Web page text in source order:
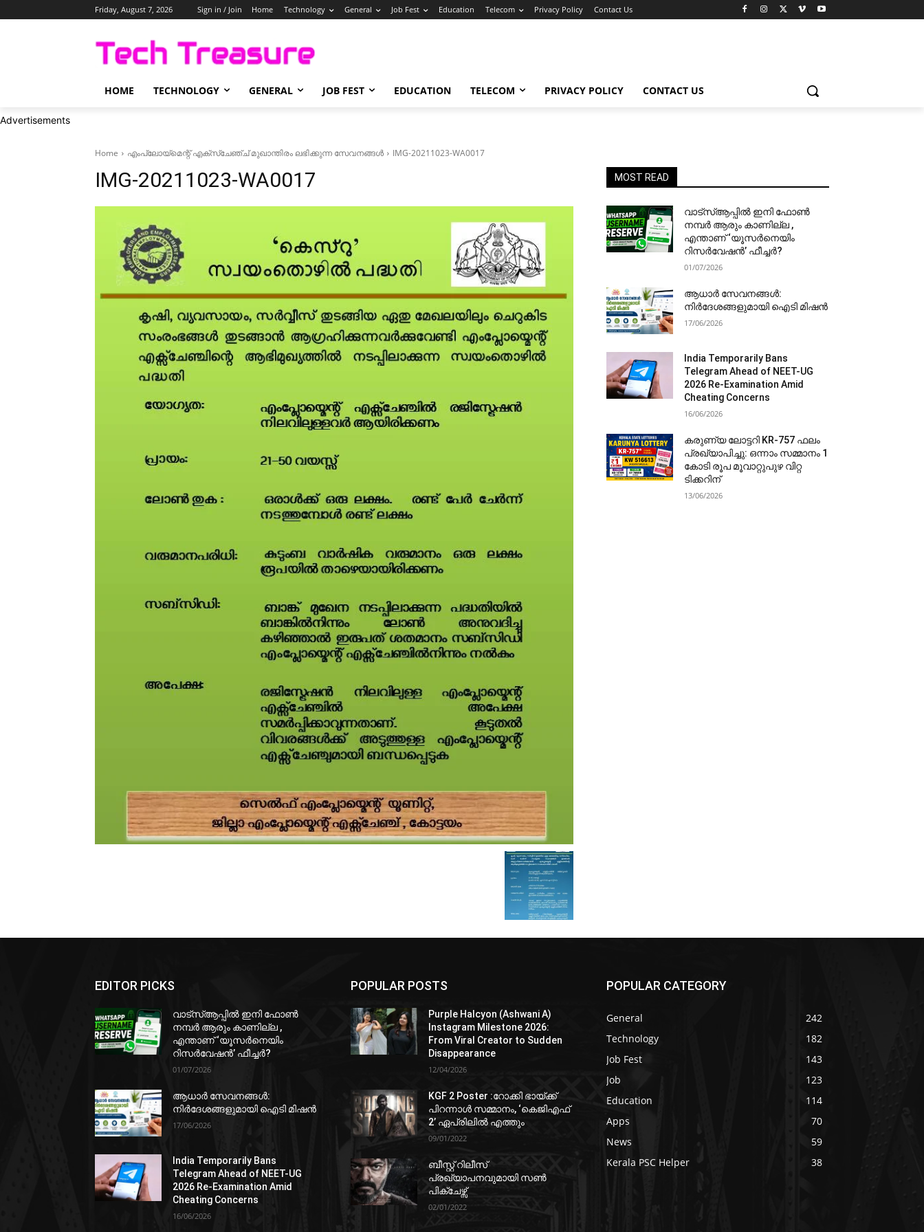
Friday, August 7, 2026 Sign in / Join Home Technology General Job Fest Education Telecom Privacy Policy Contact Us
HOME TECHNOLOGY GENERAL JOB FEST EDUCATION TELECOM PRIVACY POLICY CONTACT US
Advertisements
Home എംപ്ലോയ്‌മെന്റ് എക്സ്ചേഞ്ച് മുഖാന്തിരം ലഭിക്കുന്ന സേവനങ്ങൾ IMG-20211023-WA0017
IMG-20211023-WA0017 MOST READ
വാട്‌സ്ആപ്പിൽ ഇനി ഫോൺ
നമ്പർ ആരും കാണില്ല ,
എന്താണ് ‘യൂസർനെയിം
റിസർവേഷൻ’ ഫീച്ചർ?
01/07/2026
ആധാർ സേവനങ്ങൾ:
നിർദേശങ്ങളുമായി ഐടി മിഷൻ
17/06/2026
India Temporarily Bans
Telegram Ahead of NEET-UG
2026 Re-Examination Amid
Cheating Concerns
16/06/2026
കരുണ്യ ലോട്ടറി KR-757 ഫലം
പ്രഖ്യാപിച്ചു: ഒന്നാം സമ്മാനം 1
കോടി രൂപ മൂവാറ്റുപുഴ വിറ്റ
ടിക്കറിന്
13/06/2026
EDITOR PICKS
വാട്‌സ്ആപ്പിൽ ഇനി ഫോൺ
നമ്പർ ആരും കാണില്ല ,
എന്താണ് ‘യൂസർനെയിം
റിസർവേഷൻ’ ഫീച്ചർ?
01/07/2026
ആധാർ സേവനങ്ങൾ:
നിർദേശങ്ങളുമായി ഐടി മിഷൻ
17/06/2026
India Temporarily Bans
Telegram Ahead of NEET-UG
2026 Re-Examination Amid
Cheating Concerns
16/06/2026
POPULAR POSTS
Purple Halcyon (Ashwani A)
Instagram Milestone 2026:
From Viral Creator to Sudden
Disappearance
12/04/2026
KGF 2 Poster :റോക്കി ഭായ്ക്ക്
പിറന്നാൾ സമ്മാനം, ‘കെജിഎഫ്
2’ ഏപ്രിലിൽ എത്തും
09/01/2022
ബീസ്റ്റ് റിലീസ്
പ്രഖ്യാപനവുമായി സണ്‍
പിക്ചേഴ്സ്
02/01/2022
POPULAR CATEGORY
General
242
Technology
182
Job Fest
143
Job
123
Education
114
Apps
70
News
59
Kerala PSC Helper
38